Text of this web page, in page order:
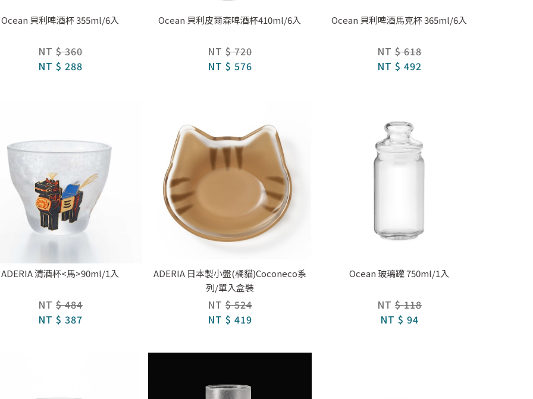
Ocean 貝利啤酒杯 355ml/6入
NT $ 360
NT $ 288
Ocean 貝利皮爾森啤酒杯410ml/6入
NT $ 720
NT $ 576
Ocean 貝利啤酒馬克杯 365ml/6入
NT $ 618
NT $ 492
ADERIA 清酒杯<馬>90ml/1入
NT $ 484
NT $ 387
ADERIA 日本製小盤(橘貓)Coconeco系
列/單入盒裝
NT $ 524
NT $ 419
Ocean 玻璃罐 750ml/1入
NT $ 118
NT $ 94